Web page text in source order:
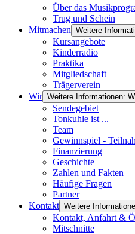
Über das
Trug und Schein
Mitmachen Weitere
Kursangebote
Kinderradio
Praktika
Mitgliedschaft
Trägerverein
Wir Weitere Informationen:
Sendegebiet
Tonkuhle ist ...
Team
Gewinnspiel -
Finanzierung
Geschichte
Zahlen und Fakten
Häufige Fragen
Partner
Kontakt Weitere
Kontakt, Anfahrt &
Mitschnitte